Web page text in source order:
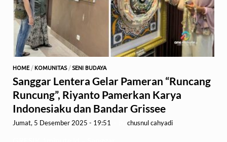
HOME / KOMUNITAS/ SENI BUDAYA
Sanggar Lentera Gelar Pameran “Runcang
Runcung”, Riyanto Pamerkan Karya
Indonesiaku dan Bandar Grissee
Jumat, 5 Desember 2025 - 19:51 chusnul cahyadi